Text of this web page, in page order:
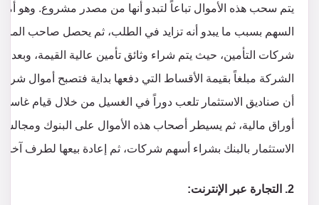
يتم سحب هذه الأموال تباعاً لتبدو أنها من مصدر مشروع. وهو
السهم بسبب ما يبدو أنه تزايد في الطلب، ثم يحصل صاحب
شركات التأمين، حيث يتم شراء وثائق تأمين عالية القيمة،
الشركة مبلغاً بقيمة الأقساط التي دفعها بداية فتصبح أموال
أن صناديق الاستثمار تلعب دوراً في الغسيل من خلال قيام
أوراق مالية، ثم يسيطر أصحاب هذه الأموال على البنوك
الاستثمار بالبنك بشراء أسهم شركات، ثم إعادة بيعها لطرف
2. التجارة عبر الإنترنت: